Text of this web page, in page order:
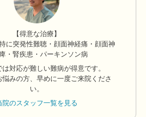
【得意な治療】
に突発性難聴・顔面神経痛・顔面神
・腎疾患・パーキンソン病
対応が難しい難病が得意です。
悩みの方、早めに一度ご来院くださ
い。
院のスタッフ一覧を見る